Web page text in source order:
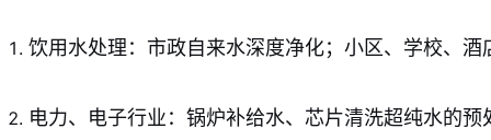
饮用水处理：市政自来水深度净化；小区、学校、
电力、电子行业：锅炉补给水、芯片清洗超纯水的预